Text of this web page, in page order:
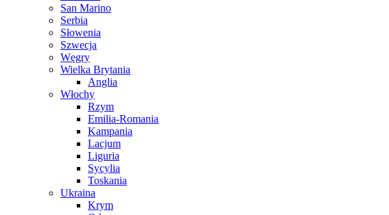
San Marino
Serbia
Słowenia
Szwecja
Węgry
Wielka Brytania
Anglia
Włochy
Rzym
Emilia-Romania
Kampania
Lacjum
Liguria
Sycylia
Toskania
Ukraina
Krym